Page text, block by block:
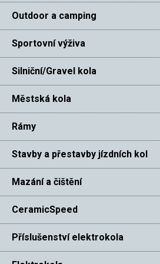
Outdoor a camping
Sportovní výživa
Silniční/Gravel kola
Městská kola
Rámy
Stavby a přestavby jízdních kol
Mazání a čištění
CeramicSpeed
Příslušenství elektrokola